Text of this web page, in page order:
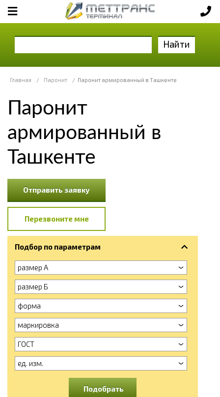
Найти
Главная / Паронит / Паронит армированный в Ташкенте
Паронит
армированный в
Ташкенте
Отправить заявку
Перезвоните мне
Подбор по параметрам
размер А
размер Б
форма
маркировка
ГОСТ
ед. изм.
Подобрать